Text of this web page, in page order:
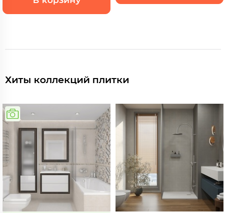
Хиты коллекций плитки